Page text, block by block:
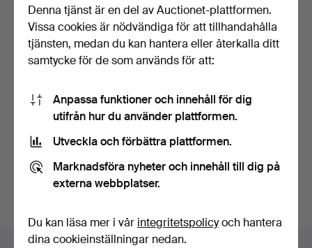
FIOLER 2 st varav en märkt
Harry Nilsson, …
1 tim 5 min
53 USD
JACOB VALLENTIN WAHL.
Tuba, mässing, Lands…
8 dagar
261 USD
Du kan också söka ivårt arkiv med avslutade auktioner
Sidfotsnavigation
Denna tjänst är en del av Auctionet-plattformen.
Vissa cookies är nödvändiga för att tillhandahålla
tjänsten, medan du kan hantera eller återkalla ditt
samtycke för de som används för att:
Anpassa funktioner och innehåll för dig
utifrån hur du använder plattformen.
Utveckla och förbättra plattformen.
Marknadsföra nyheter och innehåll till dig på
externa webbplatser.
Du kan läsa mer i vår integritetspolicyoch hantera
dina cookieinställningar nedan.